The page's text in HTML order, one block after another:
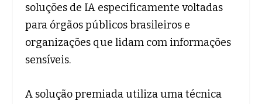
soluções de IA especificamente voltadas
para órgãos públicos brasileiros e
organizações que lidam com informações
sensíveis.
A solução premiada utiliza uma técnica